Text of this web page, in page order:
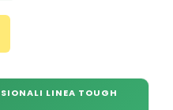
LINEA TOUGH